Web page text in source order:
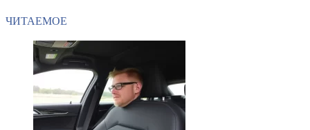
ЧИТАЕМОЕ